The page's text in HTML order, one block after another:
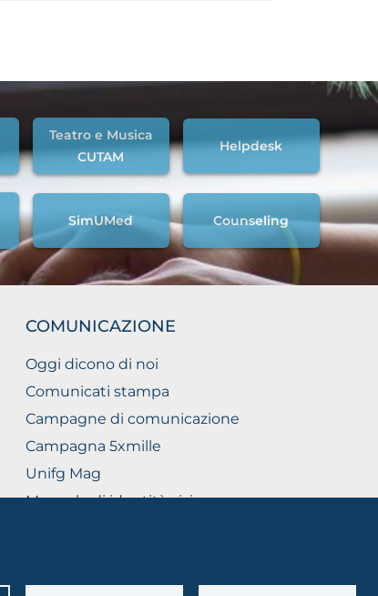
Teatro e Musica
CUTAM
Helpdesk
SimUMed Counseling
COMUNICAZIONE
Oggi dicono di noi
Comunicati stampa
Campagne di comunicazione
Campagna 5xmille
Unifg Mag
Manuale di identità visiva